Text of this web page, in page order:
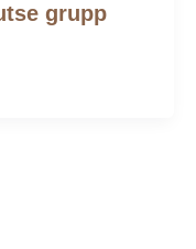
grupp